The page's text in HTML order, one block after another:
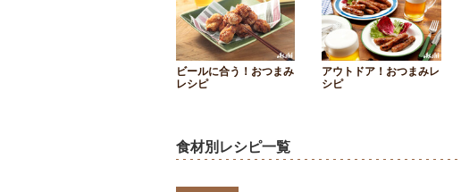
ビールに合う！おつまみ
レシピ
アウトドア！おつまみレ
シピ
食材別レシピ一覧